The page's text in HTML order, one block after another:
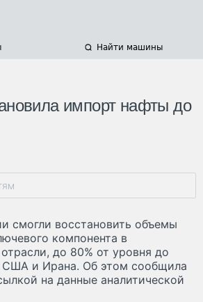
Найти машины
импорт нафты до
смогли восстановить объемы
компонента в
до 80% от уровня до
США и Ирана. Об этом сообщила
на данные аналитической